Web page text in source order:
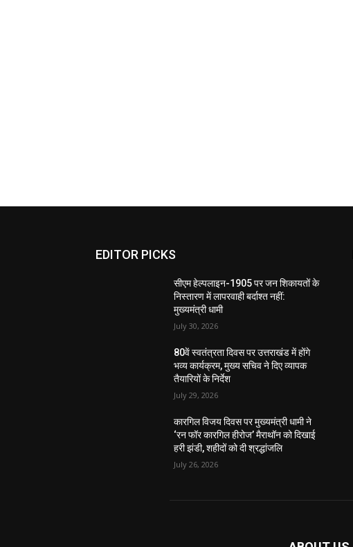
EDITOR PICKS
सीएम हेल्पलाइन-1905 पर जन शिकायतों के
निस्तारण में लापरवाही बर्दाश्त नहीं:
मुख्यमंत्री धामी
July 30, 2026
80वें स्वतंत्रता दिवस पर उत्तराखंड में होंगे
भव्य कार्यक्रम, मुख्य सचिव ने दिए व्यापक
तैयारियों के निर्देश
July 29, 2026
कारगिल विजय दिवस पर मुख्यमंत्री धामी ने
‘रन फॉर कारगिल हीरोज’ मैराथॉन को दिखाई
हरी झंडी, शहीदों को दी श्रद्धांजलि
July 26, 2026